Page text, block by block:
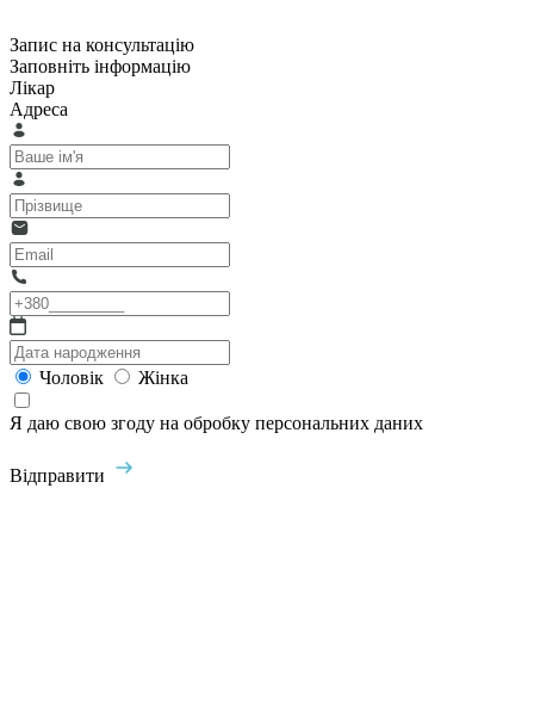
Запис на консультацію
Заповніть інформацію
Лікар
Адреса
Чоловік Жінка
Я даю свою згоду на обробку персональних даних
Відправити